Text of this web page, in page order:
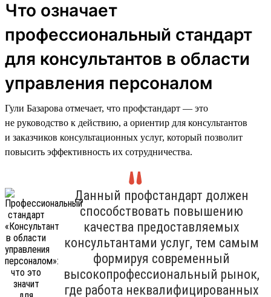
Что означает
профессиональный стандарт
для консультантов в области
управления персоналом
Гули Базарова отмечает, что профстандарт — это
не руководство к действию, а ориентир для консультантов
и заказчиков консультационных услуг, который позволит
повысить эффективность их сотрудничества.
Данный профстандарт должен
способствовать повышению
качества предоставляемых
консультантами услуг, тем самым
формируя современный
высокопрофессиональный рынок,
где работа неквалифицированных